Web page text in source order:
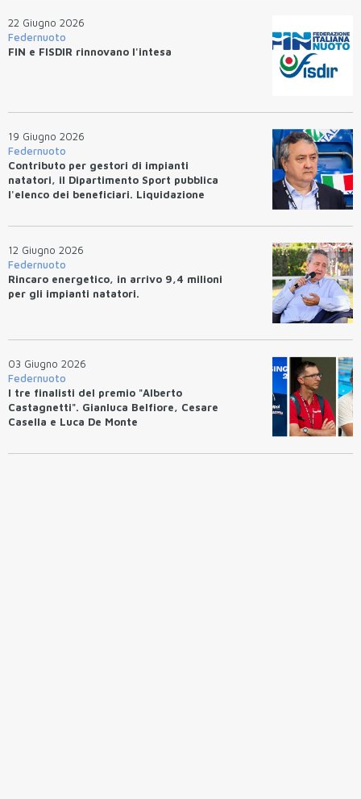
22 Giugno 2026
Federnuoto
FIN e FISDIR rinnovano l'intesa
19 Giugno 2026
Federnuoto
Contributo per gestori di impianti
natatori, il Dipartimento Sport pubblica
l'elenco dei beneficiari. Liquidazione
12 Giugno 2026
Federnuoto
Rincaro energetico, in arrivo 9,4 milioni
per gli impianti natatori.
03 Giugno 2026
Federnuoto
I tre finalisti del premio "Alberto
Castagnetti". Gianluca Belfiore, Cesare
Casella e Luca De Monte